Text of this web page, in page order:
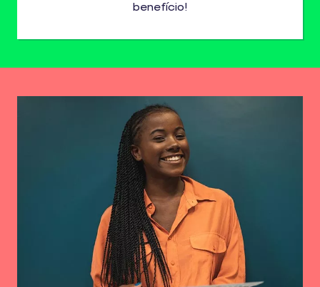
benefício!